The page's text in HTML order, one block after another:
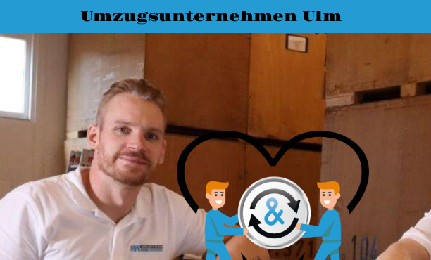
Umzugsunternehmen Ulm